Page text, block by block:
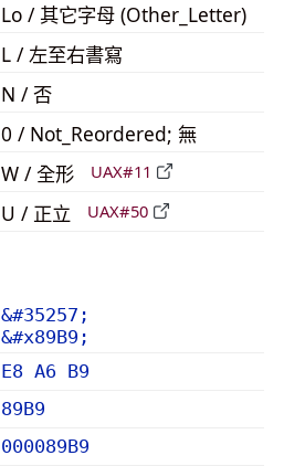
Lo / 其它字母 (Other_Letter)
L / 左至右書寫
N / 否
0 / Not_Reordered; 無
W / 全形 UAX#11
U / 正立 UAX#50
&#35257;
&#x89B9;
E8 A6 B9
89B9
000089B9